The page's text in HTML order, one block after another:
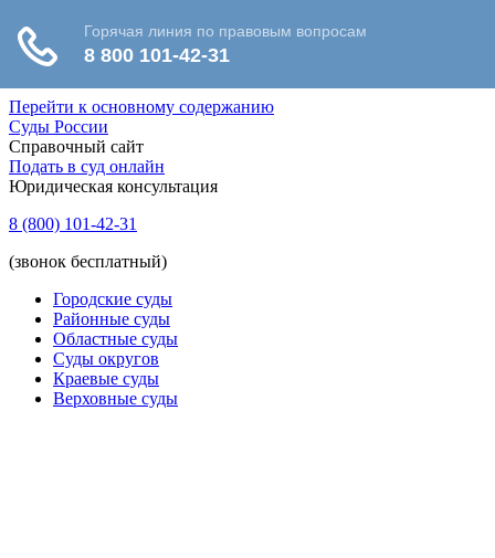
Перейти к основному содержанию
Суды России
Справочный сайт
Подать в суд онлайн
Юридическая консультация
8 (800) 101-42-31
(звонок бесплатный)
Городские суды
Районные суды
Областные суды
Суды округов
Краевые суды
Верховные суды